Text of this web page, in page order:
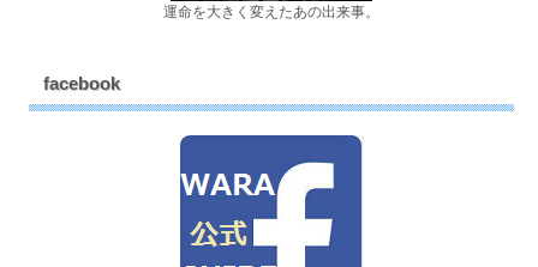
運命を大きく変えたあの出来事。
facebook